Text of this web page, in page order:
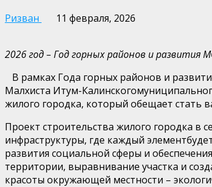
Ризван 11 февраля, 2026
2026 год – Год горных районов и развития
В рамках Года горных районов и
Малхиста Итум-Калинского
жилого городка, который обещает стать
Проект строительства жилого городка в
инфраструктуры, где каждый элемент
развития социальной сферы и
территории, выравнивание участка и
красоты окружающей местности –